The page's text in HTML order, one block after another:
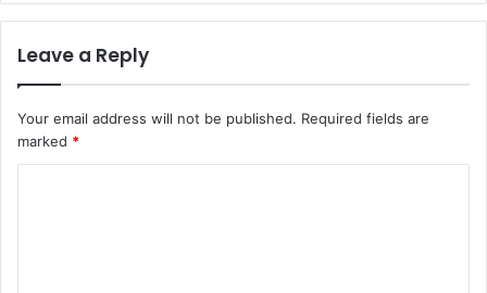
Leave a Reply
Your email address will not be published. Required fields are
marked *